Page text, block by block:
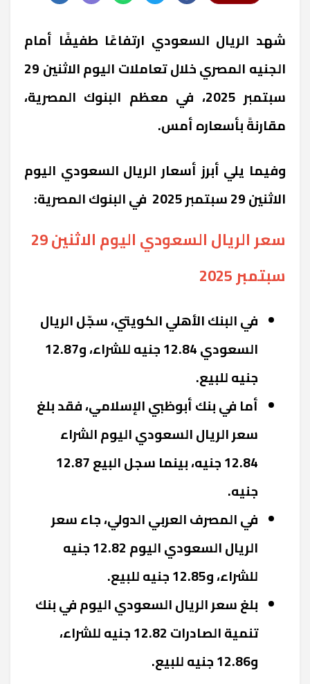
شهد الريال السعودي ارتفاعًا طفيفًا أمام
الجنيه المصري خلال تعاملات اليوم الاثنين 29
سبتمبر 2025، في معظم البنوك المصرية،
مقارنةً بأسعاره أمس.
وفيما يلي أبرز أسعارالريال السعودي اليوم
الاثنين 29 سبتمبر 2025 في البنوك المصرية:
سعر الريال السعودي اليوم الاثنين 29
سبتمبر 2025
في البنك الأهلي الكويتي، سجّل الريال
السعودي 12.84 جنيه للشراء، و12.87
جنيه للبيع.
أما في بنك أبوظبي الإسلامي، فقد بلغ
سعر الريال السعودي اليوم الشراء
12.84 جنيه، بينما سجل البيع 12.87
جنيه.
في المصرف العربي الدولي، جاء سعر
الريال السعودي اليوم 12.82 جنيه
للشراء، و12.85 جنيه للبيع.
بلغ سعر الريال السعودي اليوم في بنك
تنمية الصادرات 12.82 جنيه للشراء،
و12.86 جنيه للبيع.